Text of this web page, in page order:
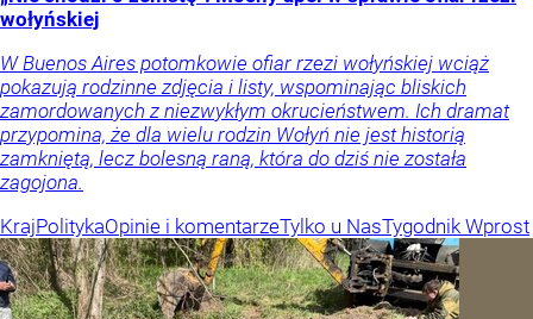
wołyńskiej
W Buenos Aires potomkowie ofiar rzezi wołyńskiej wciąż
pokazują rodzinne zdjęcia i listy, wspominając bliskich
zamordowanych z niezwykłym okrucieństwem. Ich dramat
przypomina, że dla wielu rodzin Wołyń nie jest historią
zamkniętą, lecz bolesną raną, która do dziś nie została
zagojona.
KrajPolitykaOpinie i komentarzeTylko u NasTygodnik Wprost